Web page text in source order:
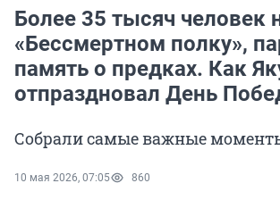
Более 35 тысяч человек
«Бессмертном полку»,
память о предках. Как
отпраздновал День
Собрали самые важные
10 мая 2026, 07:05 860